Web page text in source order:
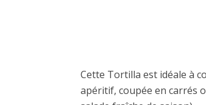
Cette Tortilla est idéale à
apéritif, coupée en carrés